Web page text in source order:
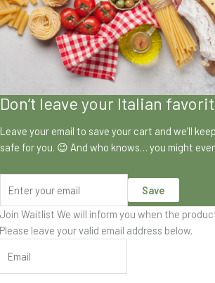
Don’t leave your Italian
Leave your email to save your cart and we’ll
safe for you. 😉 And who knows… you might
Save
Join Waitlist We will inform you when the
Please leave your valid email address below.